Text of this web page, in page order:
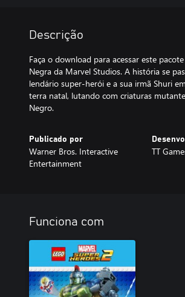
Descrição
Faça o download para acessar este
Negra da Marvel Studios. A história se
lendário super-herói e a sua irmã Shuri
terra natal, lutando com criaturas
Negro.
Publicado por
Warner Bros. Interactive
Entertainment
TT
Funciona com